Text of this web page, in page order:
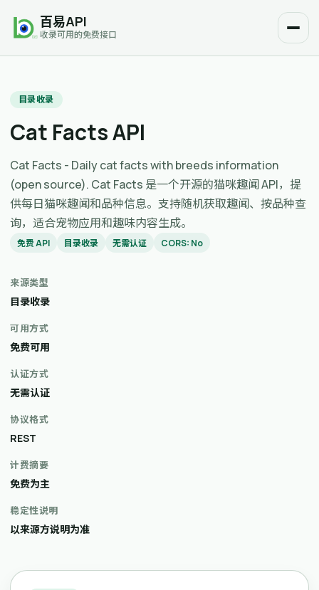
百易API
收录可用的免费接口
目录收录
Cat Facts API
Cat Facts - Daily cat facts with breeds information
(open source). Cat Facts 是一个开源的猫咪趣闻 API，提
供每日猫咪趣闻和品种信息。支持随机获取趣闻、按品种查
询，适合宠物应用和趣味内容生成。
免费 API 目录收录 无需认证 CORS: No
来源类型
目录收录
可用方式
免费可用
认证方式
无需认证
协议格式
REST
计费摘要
免费为主
稳定性说明
以来源方说明为准